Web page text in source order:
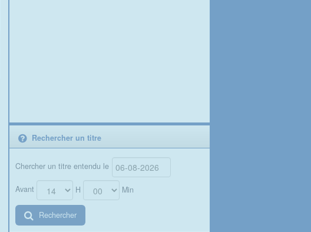
Rechercher un titre
Chercher un titre entendu le
Avant H Min
Rechercher